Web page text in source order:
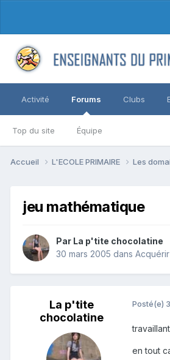
Activité Forums
Top du site Équipe
Clubs
Accueil L'ECOLE PRIMAIRE Les
jeu mathématique
Par La p'tite chocolatine
30 mars 2005 dans
La p'tite
chocolatine
Posté(e)
en tout